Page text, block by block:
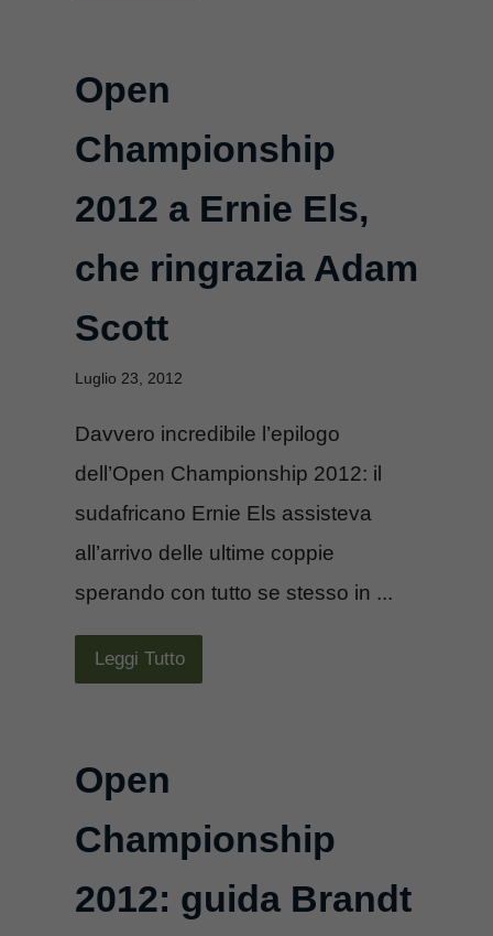
Open
Championship
2012 a Ernie Els,
che ringrazia Adam
Scott
Luglio 23, 2012
Davvero incredibile l’epilogo
dell’Open Championship 2012: il
sudafricano Ernie Els assisteva
all’arrivo delle ultime coppie
sperando con tutto se stesso in ...
Leggi Tutto
Open
Championship
2012: guida Brandt